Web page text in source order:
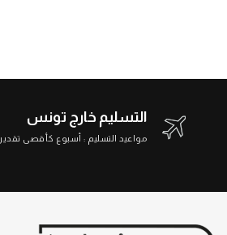
التسليم خارج تونس
مواعيد التسليم : أسبوع كأقصى تقدير